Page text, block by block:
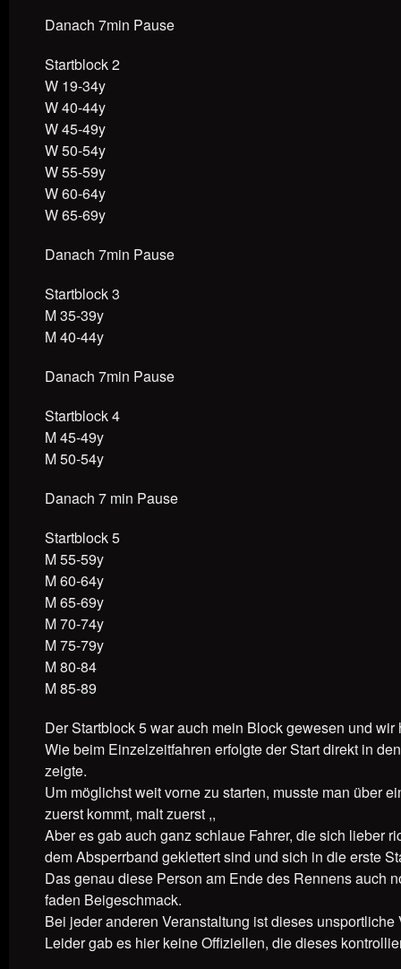
Danach 7min Pause
Startblock 2
W 19-34y
W 40-44y
W 45-49y
W 50-54y
W 55-59y
W 60-64y
W 65-69y
Danach 7min Pause
Startblock 3
M 35-39y
M 40-44y
Danach 7min Pause
Startblock 4
M 45-49y
M 50-54y
Danach 7 min Pause
Startblock 5
M 55-59y
M 60-64y
M 65-69y
M 70-74y
M 75-79y
M 80-84
M 85-89
Der Startblock 5 war auch mein Block gewesen und
Wie beim Einzelzeitfahren erfolgte der Start direkt in
zeigte.
Um möglichst weit vorne zu starten, musste man über
zuerst kommt, malt zuerst ,,
Aber es gab auch ganz schlaue Fahrer, die sich lieber
dem Absperrband geklettert sind und sich in die erste
Das genau diese Person am Ende des Rennens auch
faden Beigeschmack.
Bei jeder anderen Veranstaltung ist dieses
Leider gab es hier keine Offiziellen, die dieses